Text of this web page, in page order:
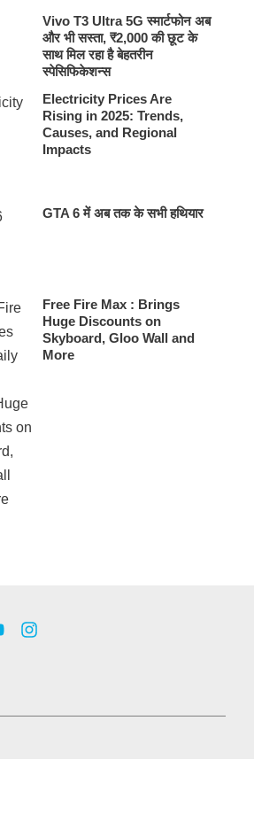
Vivo T3 Ultra 5G स्मार्टफोन अब
और भी सस्ता, ₹2,000 की छूट के
साथ मिल रहा है बेहतरीन
स्पेसिफिकेशन्स
Electricity Prices Are
Rising in 2025: Trends,
Causes, and Regional
Impacts
GTA 6 में अब तक के सभी हथियार
Free Fire Max : Brings
Huge Discounts on
Skyboard, Gloo Wall and
More